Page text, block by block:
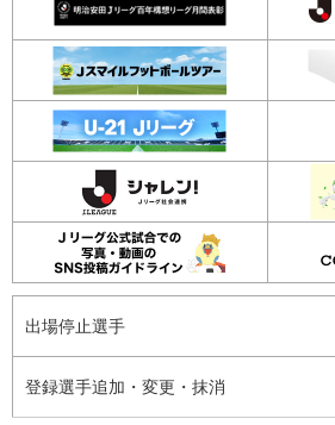
出場停止選手
登録選手追加・変更・抹消